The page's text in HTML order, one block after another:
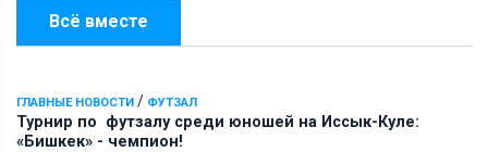
Всё вместе
ГЛАВНЫЕ НОВОСТИ / ФУТЗАЛ
Турнир по футзалу среди юношей на Иссык-Куле:
«Бишкек» - чемпион!